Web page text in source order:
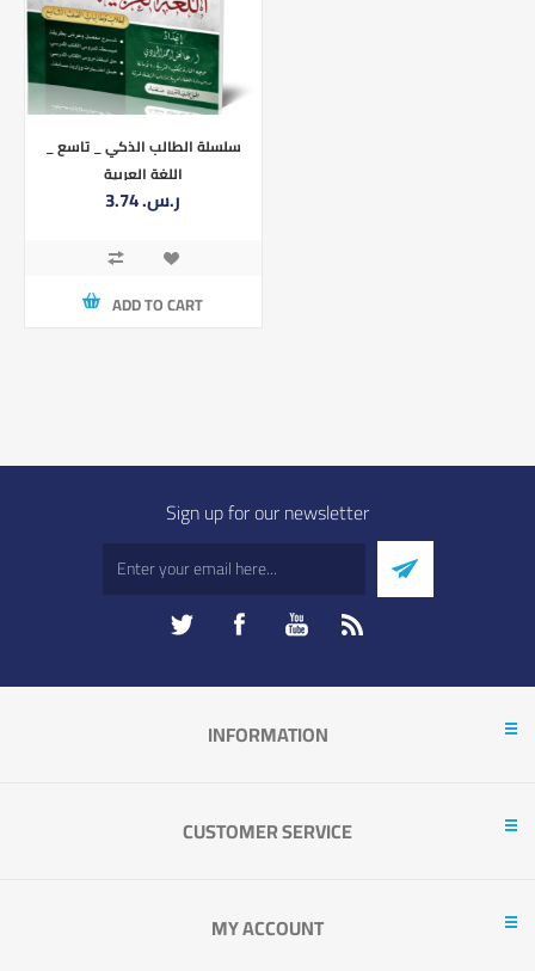
سلسلة الطالب الذكي _ تاسع _
اللغة العربية
3.74 ر.س.‏
ADD TO CART
Sign up for our newsletter
INFORMATION
CUSTOMER SERVICE
MY ACCOUNT